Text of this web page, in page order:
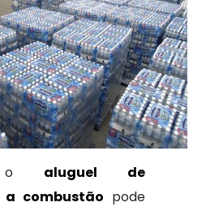
o aluguel de
a combustão pode